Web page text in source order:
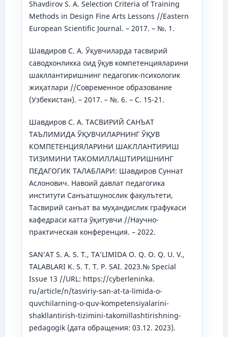
Shavdirov S. A. Selection Criteria of Training
Methods in Design Fine Arts Lessons //Eastern
European Scientific Journal. – 2017. – №. 1.
Шавдиров С. А. Ўқувчиларда тасвирий
саводхонликка оид ўқув компетенцияларини
шакллантиришнинг педагогик-психологик
жиҳатлари //Современное образование
(Узбекистан). – 2017. – №. 6. – С. 15-21.
Шавдиров С. А. ТАСВИРИЙ САНЪАТ
ТАЪЛИМИДА ЎҚУВЧИЛАРНИНГ ЎҚУВ
КОМПЕТЕНЦИЯЛАРИНИ ШАКЛЛАНТИРИШ
ТИЗИМИНИ ТАКОМИЛЛАШТИРИШНИНГ
ПЕДАГОГИК ТАЛАБЛАРИ: Шавдиров Суннат
Аслонович. Навоий давлат педагогика
институти Санъатшунослик факулътети,
Тасвирий санъат ва муҳандислик графукаси
кафедраси катта ўқитувчи //Научно-
практическая конференция. – 2022.
SAN’AT S. A. S. T., TA’LIMIDA O. Q. O. Q. U. V.,
TALABLARI K. S. T. T. P. SAI. 2023.№ Special
Issue 13 //URL: https://cyberleninka.
ru/article/n/tasviriy-san-at-ta-limida-o-
quvchilarning-o-quv-kompetensiyalarini-
shakllantirish-tizimini-takomillashtirishning-
pedagogik (дата обращения: 03.12. 2023).